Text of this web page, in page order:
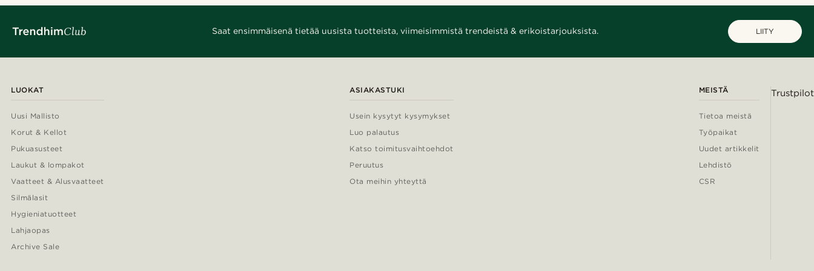
Saat ensimmäisenä tietää uusista tuotteista, viimeisimmistä trendeistä & erikoistarjouksista. LIITY
LUOKAT
Uusi Mallisto
Korut & Kellot
Pukuasusteet
Laukut & lompakot
Vaatteet & Alusvaatteet
Silmälasit
Hygieniatuotteet
Lahjaopas
Archive Sale
ASIAKASTUKI
Usein kysytyt kysymykset
Luo palautus
Katso toimitusvaihtoehdot
Peruutus
Ota meihin yhteyttä
MEISTÄ
Tietoa meistä
Työpaikat
Uudet artikkelit
Lehdistö
CSR
Trustpilot